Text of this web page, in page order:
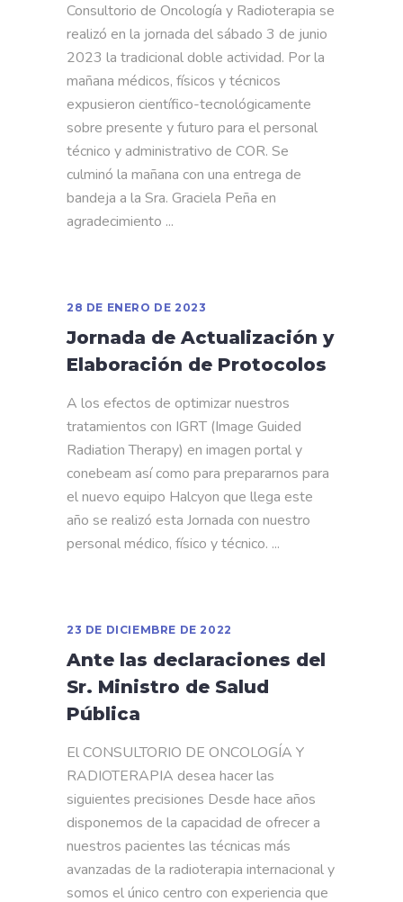
Consultorio de Oncología y Radioterapia se
realizó en la jornada del sábado 3 de junio
2023 la tradicional doble actividad. Por la
mañana médicos, físicos y técnicos
expusieron científico-tecnológicamente
sobre presente y futuro para el personal
técnico y administrativo de COR. Se
culminó la mañana con una entrega de
bandeja a la Sra. Graciela Peña en
agradecimiento
28 DE ENERO DE 2023
Jornada de Actualización y
Elaboración de Protocolos
A los efectos de optimizar nuestros
tratamientos con IGRT (Image Guided
Radiation Therapy) en imagen portal y
conebeam así como para prepararnos para
el nuevo equipo Halcyon que llega este
año se realizó esta Jornada con nuestro
personal médico, físico y técnico.
23 DE DICIEMBRE DE 2022
Ante las declaraciones del
Sr. Ministro de Salud
Pública
El CONSULTORIO DE ONCOLOGÍA Y
RADIOTERAPIA desea hacer las
siguientes precisiones Desde hace años
disponemos de la capacidad de ofrecer a
nuestros pacientes las técnicas más
avanzadas de la radioterapia internacional y
somos el único centro con experiencia que